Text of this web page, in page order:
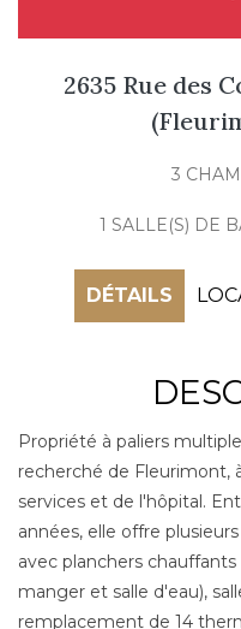
2635 Rue des
3
1 SALLE(S) DE
DÉTAILS
Propriété à paliers
recherché de Fleurimont,
services et de l'hôpital.
années, elle offre
avec planchers
manger et salle d'eau),
remplacement de 14